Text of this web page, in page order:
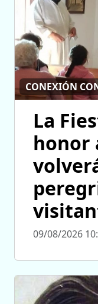
CONEXIÓN
La
honor
09/08/2026